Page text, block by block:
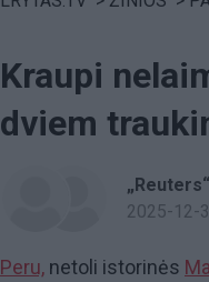
Kraupi
dviem
„Reuters“
2025-12-
Peru, netoli istorinės